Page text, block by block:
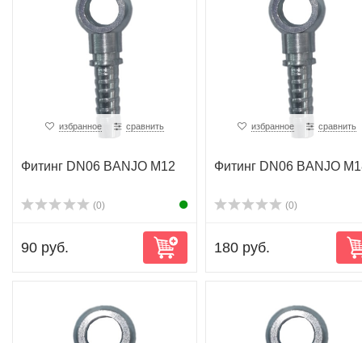
избранное сравнить
Фитинг DN06 BANJO M12
(0)
90 руб.
избранное сравнить
Фитинг DN06 BANJO
(0)
180 руб.